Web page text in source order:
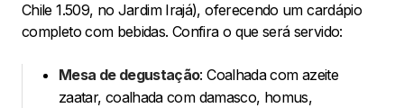
Chile 1.509, no Jardim Irajá), oferecendo um cardápio
completo com bebidas. Confira o que será servido:
Mesa de degustação: Coalhada com azeite
zaatar, coalhada com damasco, homus,